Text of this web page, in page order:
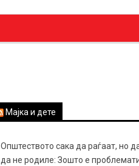
Мајка и дете
Општеството сака да раѓаат, но
да не родиле: Зошто е